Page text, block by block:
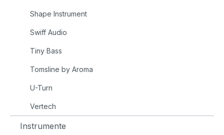
Shape Instrument
Swiff Audio
Tiny Bass
Tomsline by Aroma
U-Turn
Vertech
Instrumente